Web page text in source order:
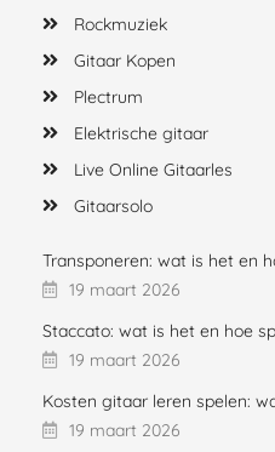
Rockmuziek
Gitaar Kopen
Plectrum
Elektrische gitaar
Live Online Gitaarles
Gitaarsolo
Transponeren: wat is het en
19 maart 2026
Staccato: wat is het en hoe
19 maart 2026
Kosten gitaar leren spelen:
19 maart 2026